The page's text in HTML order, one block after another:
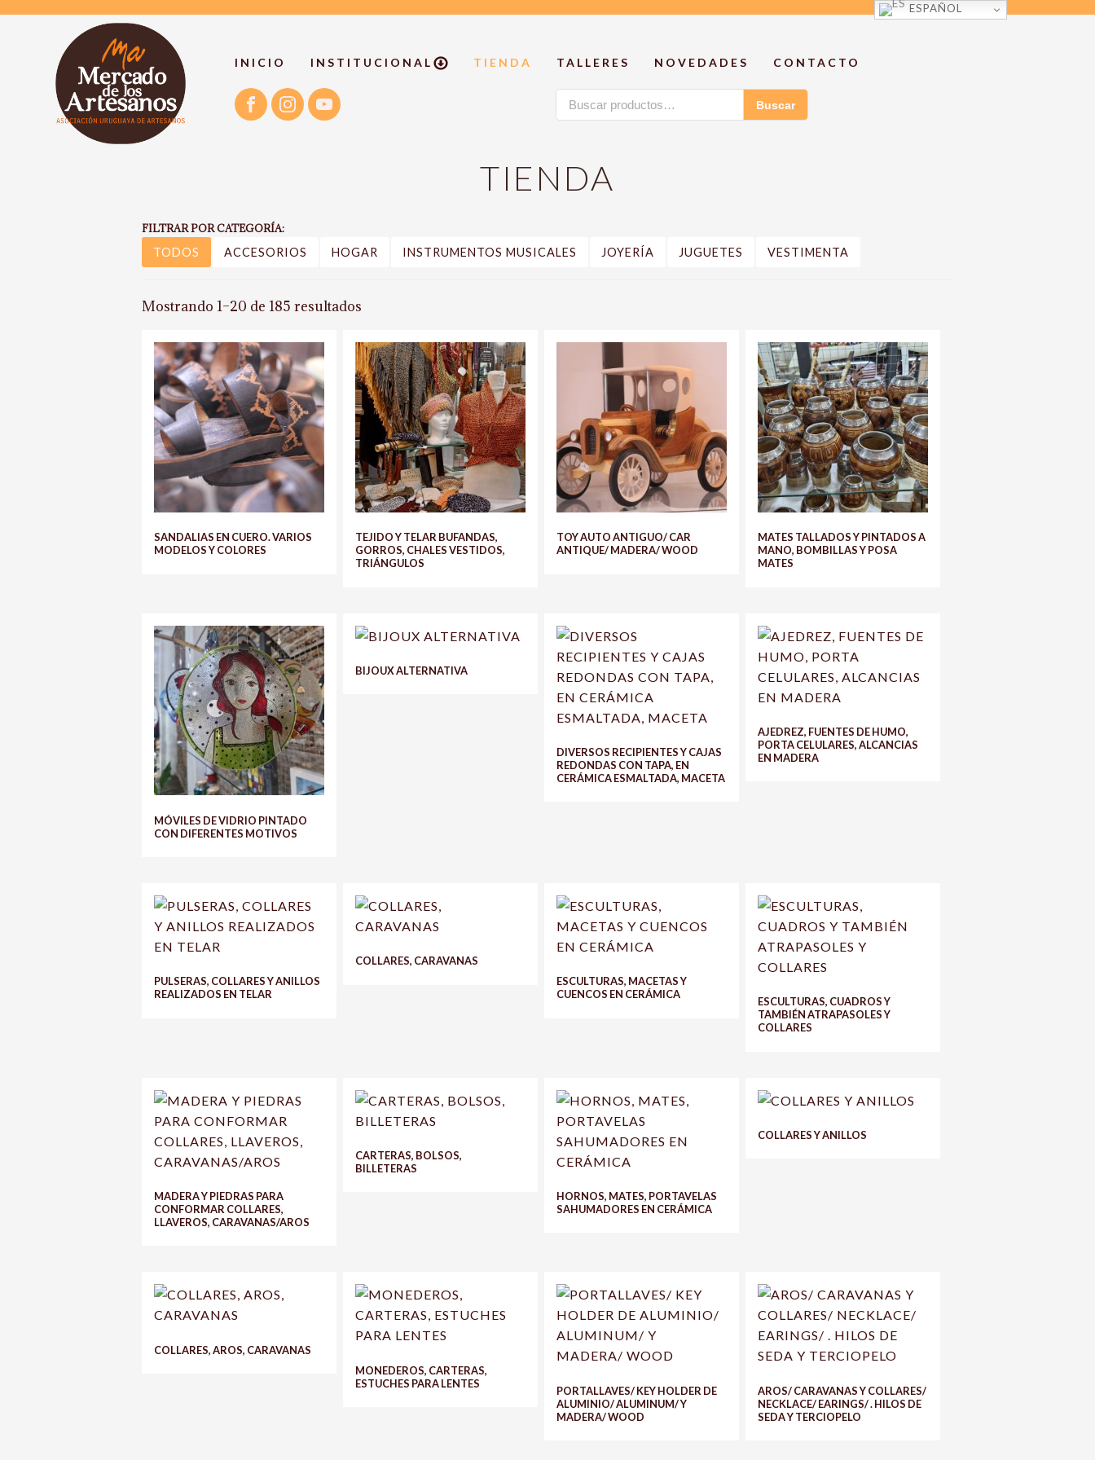
INICIO INSTITUCIONAL TIENDA TALLERES NOVEDADES CONTACTO
Buscar
por:
Buscar
TIENDA
FILTRAR POR CATEGORÍA:
TODOS ACCESORIOS HOGAR INSTRUMENTOS MUSICALES JOYERÍA JUGUETES VESTIMENTA
Mostrando 1–20 de 185 resultados
SANDALIAS EN CUERO. VARIOS
MODELOS Y COLORES
TEJIDO Y TELAR BUFANDAS,
GORROS, CHALES VESTIDOS,
TRIÁNGULOS
TOY AUTO ANTIGUO/ CAR
ANTIQUE/ MADERA/ WOOD
MATES TALLADOS Y PINTADOS A
MANO, BOMBILLAS Y POSA
MATES
MÓVILES DE VIDRIO PINTADO
CON DIFERENTES MOTIVOS
BIJOUX ALTERNATIVA
DIVERSOS RECIPIENTES Y CAJAS
REDONDAS CON TAPA, EN
CERÁMICA ESMALTADA, MACETA
AJEDREZ, FUENTES DE HUMO,
PORTA CELULARES, ALCANCIAS
EN MADERA
PULSERAS, COLLARES Y ANILLOS
REALIZADOS EN TELAR
COLLARES, CARAVANAS
ESCULTURAS, MACETAS Y
CUENCOS EN CERÁMICA
ESCULTURAS, CUADROS Y
TAMBIÉN ATRAPASOLES Y
COLLARES
MADERA Y PIEDRAS PARA
CONFORMAR COLLARES,
LLAVEROS, CARAVANAS/AROS
CARTERAS, BOLSOS,
BILLETERAS
HORNOS, MATES, PORTAVELAS
SAHUMADORES EN CERÁMICA
COLLARES Y ANILLOS
COLLARES, AROS, CARAVANAS
MONEDEROS, CARTERAS,
ESTUCHES PARA LENTES
PORTALLAVES/ KEY HOLDER DE
ALUMINIO/ ALUMINUM/ Y
MADERA/ WOOD
AROS/ CARAVANAS Y COLLARES/
NECKLACE/ EARINGS/ . HILOS DE
SEDA Y TERCIOPELO
ESPAÑOL